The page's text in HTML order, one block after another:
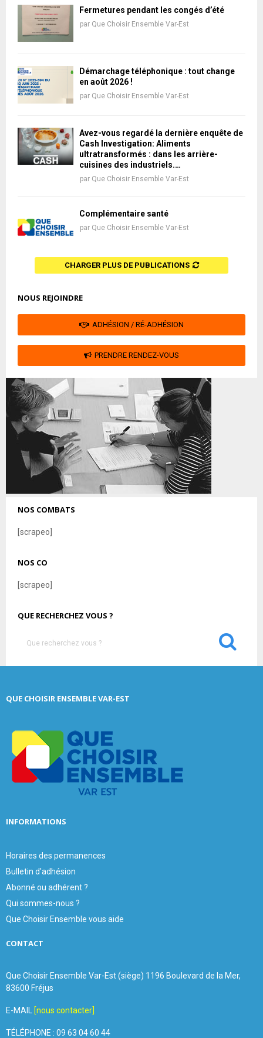
Fermetures pendant les congés d’été
par Que Choisir Ensemble Var-Est
Démarchage téléphonique : tout change
en août 2026 !
par Que Choisir Ensemble Var-Est
Avez-vous regardé la dernière enquête de
Cash Investigation: Aliments
ultratransformés : dans les arrière-
cuisines des industriels.…
par Que Choisir Ensemble Var-Est
Complémentaire santé
par Que Choisir Ensemble Var-Est
CHARGER PLUS DE PUBLICATIONS
NOUS REJOINDRE
ADHÉSION / RÉ-ADHÉSION
PRENDRE RENDEZ-VOUS
NOS COMBATS
[scrapeo]
NOS CO
[scrapeo]
QUE RECHERCHEZ VOUS ?
h
S
QUE CHOISIR ENSEMBLE VAR-EST
INFORMATIONS
Horaires des permanences
Bulletin d'adhésion
Abonné ou adhérent ?
Qui sommes-nous ?
Que Choisir Ensemble vous aide
CONTACT
Que Choisir Ensemble Var-Est (siège) 1196 Boulevard de la Mer,
83600 Fréjus
E-MAIL [nous contacter]
TÉLÉPHONE : 09 63 04 60 44